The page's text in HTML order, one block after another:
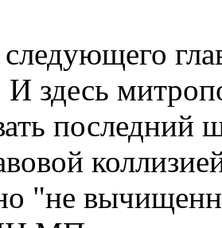
И здесь
последний
"не